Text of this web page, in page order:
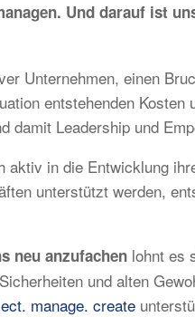
Und darauf ist
Unternehmen, einen
entstehenden Kosten
damit Leadership und
in die Entwicklung
unterstützt werden,
neu anzufachen lohnt es
und alten
manage. create